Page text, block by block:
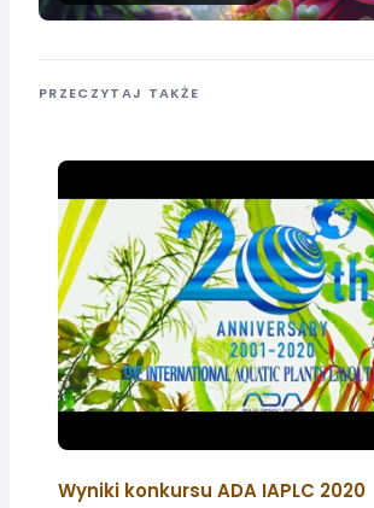
PRZECZYTAJ TAKŻE
Wyniki konkursu ADA IAPLC 2020